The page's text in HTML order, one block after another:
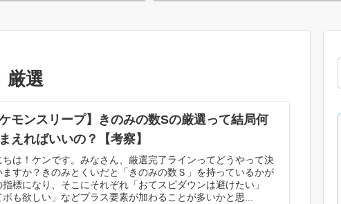
厳選
ケモンスリープ】きのみの数Sの厳選って結局何
えればいいの？【考察】
ちは！ケンです。みなさん、厳選完了ラインってどうやって決
ますか？きのみとくいだと「きのみの数Ｓ」を持っているかが
指標になり、そこにそれぞれ「おてスピダウンは避けたい」
ボも欲しい」などプラス要素が加わることが多いかと思...